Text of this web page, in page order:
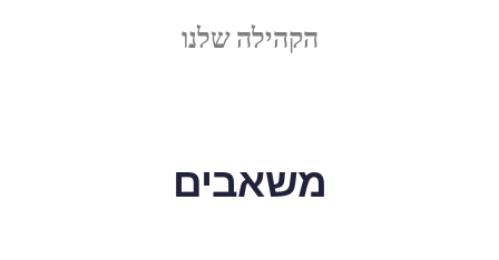
הקהילה שלנו
משאבים